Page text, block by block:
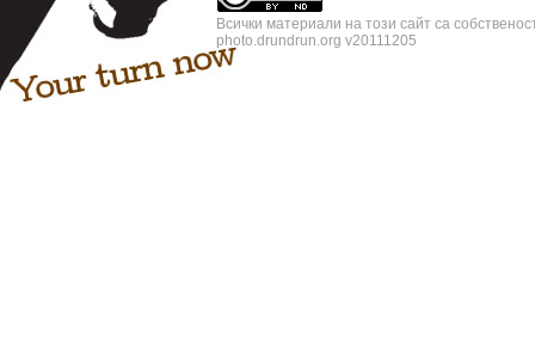
Всички материали на този сайт са
photo.drundrun.org v20111205